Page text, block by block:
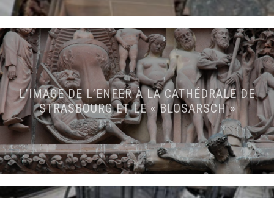
L’IMAGE DE L’ENFER À LA CATHÉDRALE DE
STRASBOURG ET LE « BLOSARSCH »